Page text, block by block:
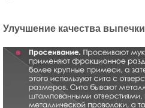
Улучшение качества выпечки